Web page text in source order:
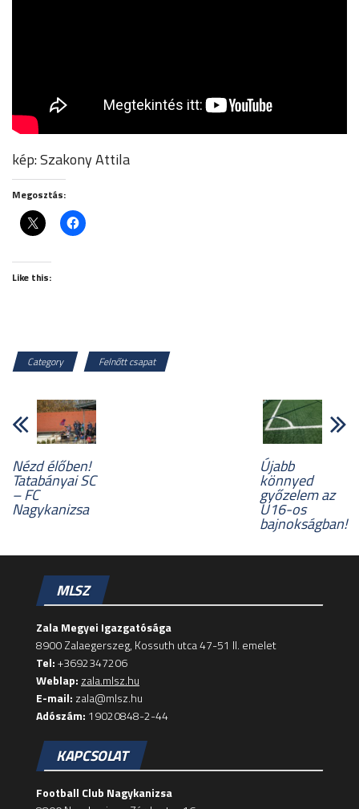
kép: Szakony Attila
Megosztás:
Like this:
Category Felnőtt csapat
Nézd élőben!
Tatabányai SC
– FC
Nagykanizsa
Újabb
könnyed
győzelem az
U16-os
bajnokságban!
MLSZ
Zala Megyei Igazgatósága
8900 Zalaegerszeg, Kossuth utca 47-51 II. emelet
Tel:+3692347206
Weblap: zala.mlsz.hu
E-mail: zala@mlsz.hu
Adószám: 19020848-2-44
KAPCSOLAT
Football Club Nagykanizsa